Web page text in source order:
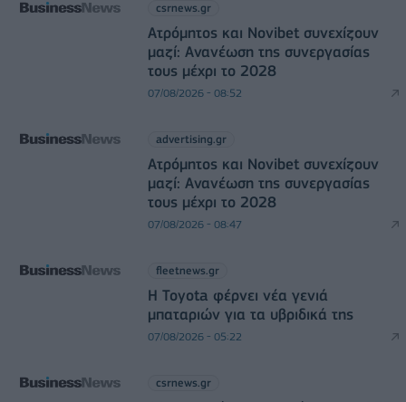
csrnews.gr
Ατρόμητος και Novibet συνεχίζουν
μαζί: Ανανέωση της συνεργασίας
τους μέχρι το 2028
07/08/2026 - 08:52
advertising.gr
Ατρόμητος και Novibet συνεχίζουν
μαζί: Ανανέωση της συνεργασίας
τους μέχρι το 2028
07/08/2026 - 08:47
fleetnews.gr
Η Toyota φέρνει νέα γενιά
μπαταριών για τα υβριδικά της
07/08/2026 - 05:22
csrnews.gr